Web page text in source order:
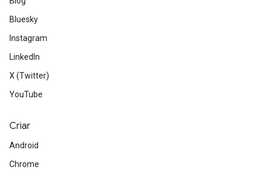
Bluesky
Instagram
LinkedIn
X (Twitter)
YouTube
Criar
Android
Chrome